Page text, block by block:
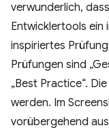
verwunderlich,
Entwicklertools
inspiriertes
Prüfungen sind
„Best Practice“.
werden. Im
vorübergehend